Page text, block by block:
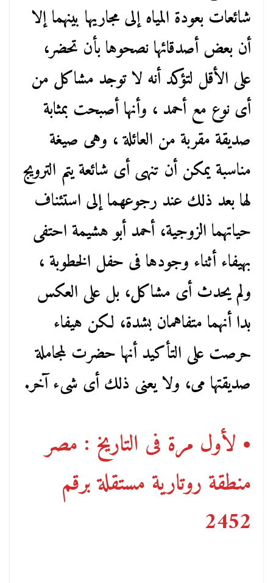
شائعات بعودة المياه إلى مجاريها بينهما إلا
أن بعض أصدقائها نصحوها بأن تحضر،
على الأقل لتؤكد أنه لا توجد مشاكل من
أى نوع مع أحمد ، وأنها أصبحت بمثابة
صديقة مقربة من العائلة ، وهى صيغة
مناسبة يمكن أن تنهى أى شائعة يتم الترويج
لها بعد ذلك عند رجوعهما إلى استئناف
حياتهما الزوجية، أحمد أبو هشيمة احتفى
بهيفاء أثناء وجودها فى حفل الخطوبة ،
ولم يحدث أى مشاكل، بل على العكس
بدا أنهما متفاهمان بشدة، لكن هيفاء
حرصت على التأكيد أنها حضرت لمجاملة
صديقتها مى، ولا يعنى ذلك أى شىء آخر.
• لأول مرة فى التاريخ : مصر
منطقة روتارية مستقلة برقم
2452